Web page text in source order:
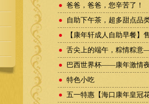
爸爸，爸爸，您辛苦了！
自助下午茶，超多甜点品
【康年轩成人自助早餐】
舌尖上的端午，粽情粽
巴西世界杯——康年激情
特色小吃
五一特惠【海口康年皇冠